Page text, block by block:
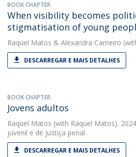
BOOK CHAPTER
When visibility becomes
stigmatisation of young
Raquel Matos & Alexandra Carneiro
DESCARREGAR E MAIS DETALHES
BOOK CHAPTER
Jovens adultos
Raquel Matos (with Raquel Matos).
juvenil e de justiça penal
DESCARREGAR E MAIS DETALHES